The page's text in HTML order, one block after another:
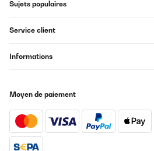
Sujets populaires
Service client
Informations
Moyen de paiement